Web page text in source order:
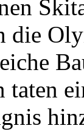
die
taten